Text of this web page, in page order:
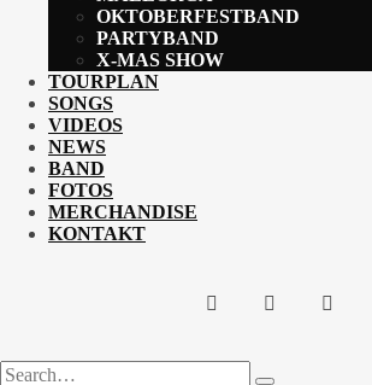
OKTOBERFESTBAND
PARTYBAND
X-MAS SHOW
TOURPLAN
SONGS
VIDEOS
NEWS
BAND
FOTOS
MERCHANDISE
KONTAKT
Search